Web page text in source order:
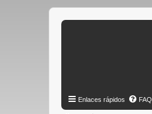
Enlaces rápidos FAQ